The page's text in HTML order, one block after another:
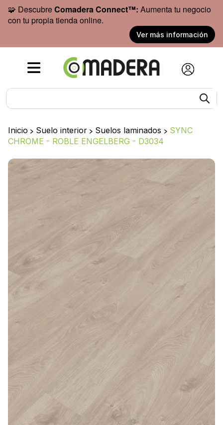
🧩 DescubreComadera Connect™: Aumenta tu negocio
con tu propia tienda online.
Ver más información
Inicio > Suelo interior > Suelos laminados > SYNC
CHROME - ROBLE ENGELBERG - D3034